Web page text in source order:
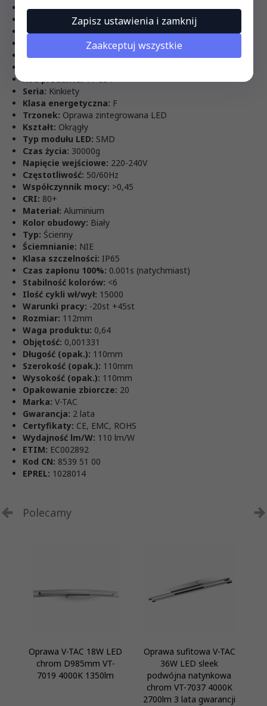
Strumień (lm):440 lm
Barwa światła:Ciepła
Temperatura barwowa:3000K
Symbol:SKU 8551
Kod produktu:VT-834
Seria: Kinkiety
Klasa energetyczna: F
Trzonek: Oprawa zintegrowana LED
Kształt: Okrągły
Typ modułu LED: SMD
Czas życia: 30000g
Napięcie wejściowe: 220-240V
Częstotliwość: 50/60Hz
Współczynnik mocy: >0,45
CRI: 80+
Materiał: Aluminium
Kolor obudowy: Biały
Typ: Ścienny
Ściemnianie: NIE
Klasa szczelności: IP65
Czas zapłonu 100%: 0.001s (natychmiast)
Stabilność kolorów: <6
Ilość cykli wł/wył: 15000
Warunki pracy: -20st +45st
Rozmiar: 112mm
Waga produktu: 0,64
Objętość: 0,001331
Długość (opak.): 110mm
Szerokość (opak.): 110mm
Wysokość (opak.): 110mm
Opakowanie zbiorcze: 20
Marka: V-TAC
Gwarancja: 2 lata
Certyfikaty: CE, EMC, ROHS
Wydajność lm/W: 110 lm/W
ETIM: EC002892
Kod CN: 8539 51 00
EPREL: 1028014
Polecamy
Oprawa V-TAC 18W LED
chrom D985mm VT-
7019 4000K 1350lm
Oprawa sufitowa V-TAC
36W LED sleek
podwójna natynkowa
chrom VT-7037 4000K
2700lm 3 lata gwarancji
Zapisz ustawienia i zamknij
Zaakceptuj wszystkie